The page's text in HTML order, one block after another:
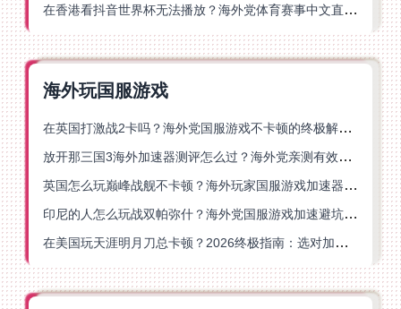
在香港看抖音世界杯无法播放？海外党体育赛事中文直播终极指南
海外玩国服游戏
在英国打激战2卡吗？海外党国服游戏不卡顿的终极解决方案
放开那三国3海外加速器测评怎么过？海外党亲测有效的国服游戏加速指南
英国怎么玩巅峰战舰不卡顿？海外玩家国服游戏加速器终极指南
印尼的人怎么玩战双帕弥什？海外党国服游戏加速避坑指南
在美国玩天涯明月刀总卡顿？2026终极指南：选对加速器让你丝滑连招